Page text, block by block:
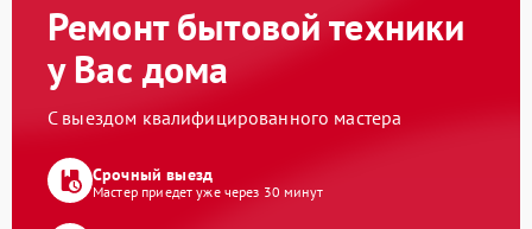
Ремонт бытовой техники
у Вас дома
С выездом квалифицированного мастера
Срочный выезд
Мастер приедет уже через 30 минут